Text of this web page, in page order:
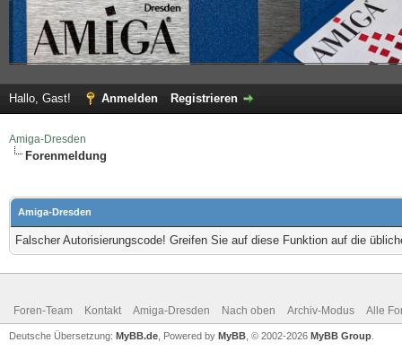
Hallo, Gast! Anmelden Registrieren
Amiga-Dresden
Forenmeldung
Amiga-Dresden
Falscher Autorisierungscode! Greifen Sie auf diese Funktion auf die
Foren-Team Kontakt Amiga-Dresden Nach oben Archiv-Modus Alle
Deutsche Übersetzung: MyBB.de , Powered by MyBB , © 2002-2026 MyBB Group